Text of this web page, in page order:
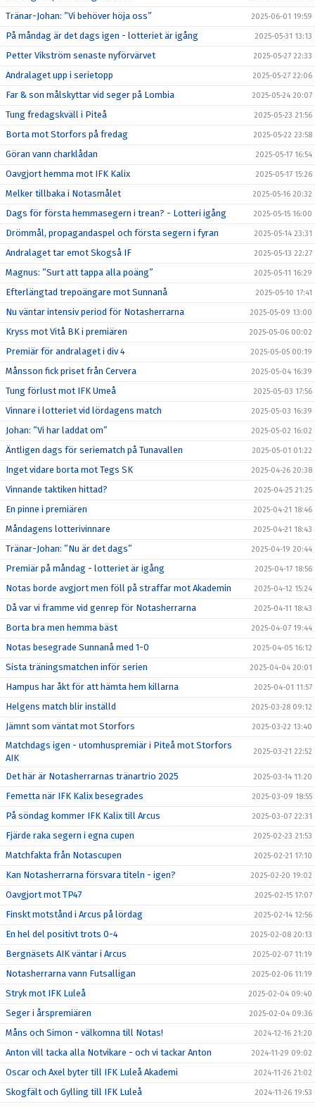
Tränar-Johan: ”Vi behöver höja oss” 2025-06-01 19:59
På måndag är det dags igen - lotteriet är igång 2025-05-31 13:13
Petter Vikström senaste nyförvärvet 2025-05-27 22:33
Andralaget upp i serietopp 2025-05-27 22:06
Far & son målskyttar vid seger på Lombia 2025-05-24 20:07
Tung fredagskväll i Piteå 2025-05-23 21:56
Borta mot Storfors på fredag 2025-05-22 23:58
Göran vann charklådan 2025-05-17 16:54
Oavgjort hemma mot IFK Kalix 2025-05-17 15:26
Melker tillbaka i Notasmålet 2025-05-16 20:32
Dags för första hemmasegern i trean? - Lotteri igång 2025-05-15 16:00
Drömmål, propagandaspel och första segern i fyran 2025-05-14 23:31
Andralaget tar emot Skogså IF 2025-05-13 22:27
Magnus: ”Surt att tappa alla poäng” 2025-05-11 16:29
Efterlängtad trepoängare mot Sunnanå 2025-05-10 17:41
Nu väntar intensiv period för Notasherrarna 2025-05-09 13:00
Kryss mot Vitå BK i premiären 2025-05-06 00:02
Premiär för andralaget i div 4 2025-05-05 00:19
Månsson fick priset från Cervera 2025-05-04 16:39
Tung förlust mot IFK Umeå 2025-05-03 17:56
Vinnare i lotteriet vid lördagens match 2025-05-03 16:39
Johan: ”Vi har laddat om” 2025-05-02 16:02
Äntligen dags för seriematch på Tunavallen 2025-05-01 01:22
Inget vidare borta mot Tegs SK 2025-04-26 20:38
Vinnande taktiken hittad? 2025-04-25 21:25
En pinne i premiären 2025-04-21 18:46
Måndagens lotterivinnare 2025-04-21 18:43
Tränar-Johan: ”Nu är det dags” 2025-04-19 20:44
Premiär på måndag - lotteriet är igång 2025-04-17 18:56
Notas borde avgjort men föll på straffar mot Akademin 2025-04-12 15:24
Då var vi framme vid genrep för Notasherrarna 2025-04-11 18:43
Borta bra men hemma bäst 2025-04-07 19:44
Notas besegrade Sunnanå med 1-0 2025-04-05 16:12
Sista träningsmatchen inför serien 2025-04-04 20:01
Hampus har åkt för att hämta hem killarna 2025-04-01 11:57
Helgens match blir inställd 2025-03-28 09:12
Jämnt som väntat mot Storfors 2025-03-22 13:40
Matchdags igen - utomhuspremiär i Piteå mot Storfors
AIK
2025-03-21 22:52
Det här är Notasherrarnas tränartrio 2025 2025-03-14 11:20
Femetta när IFK Kalix besegrades 2025-03-09 18:55
På söndag kommer IFK Kalix till Arcus 2025-03-07 22:31
Fjärde raka segern i egna cupen 2025-02-23 21:53
Matchfakta från Notascupen 2025-02-21 17:10
Kan Notasherrarna försvara titeln - igen? 2025-02-20 19:02
Oavgjort mot TP47 2025-02-15 17:07
Finskt motstånd i Arcus på lördag 2025-02-14 12:56
En hel del positivt trots 0-4 2025-02-08 20:13
Bergnäsets AIK väntar i Arcus 2025-02-07 11:19
Notasherrarna vann Futsalligan 2025-02-06 11:19
Stryk mot IFK Luleå 2025-02-04 09:40
Seger i årspremiären 2025-02-04 09:36
Måns och Simon - välkomna till Notas! 2024-12-16 21:20
Anton vill tacka alla Notvikare - och vi tackar Anton 2024-11-29 09:02
Oscar och Axel byter till IFK Luleå Akademi 2024-11-26 21:02
Skogfält och Gylling till IFK Luleå 2024-11-26 19:53